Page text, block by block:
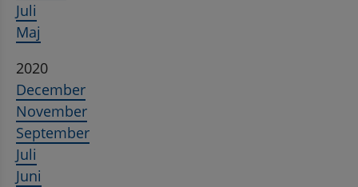
Juli
Maj
2020
December
November
September
Juli
Juni